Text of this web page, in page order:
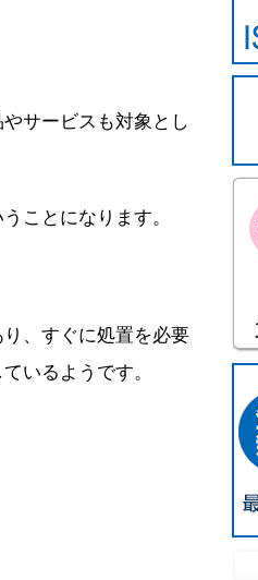
サービスも対象とし
ことになります。
、すぐに処置を必要
いるようです。